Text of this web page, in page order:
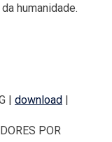
humanidade.
| download |
POR